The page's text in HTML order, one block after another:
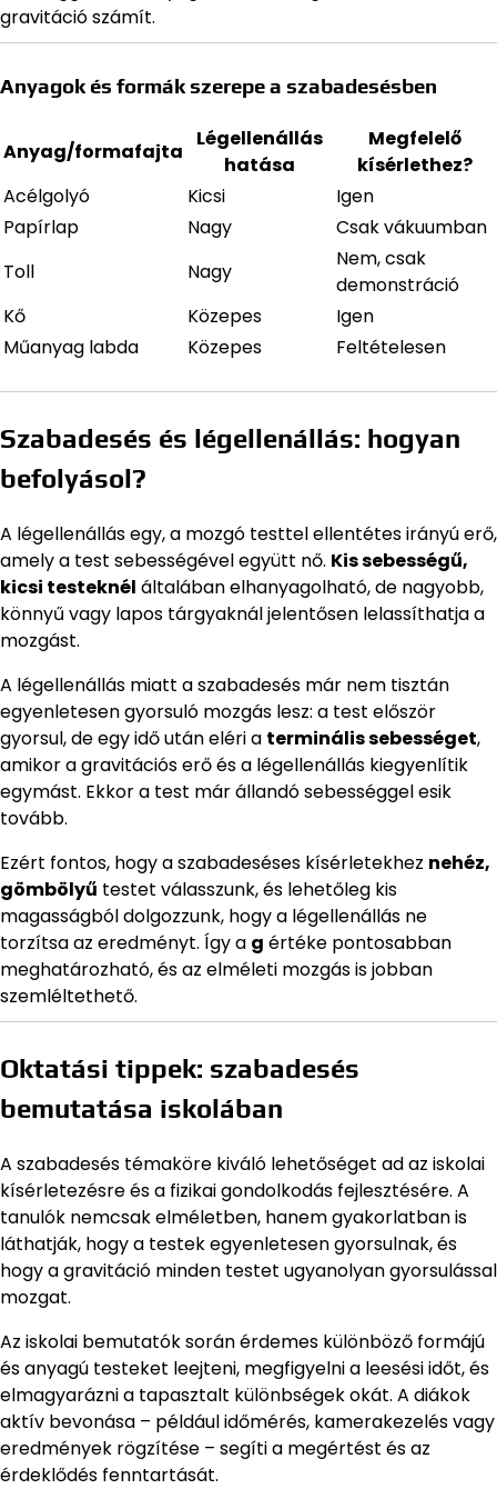
gravitáció számít.
Anyagok és formák szerepe a szabadesésben
Anyag/formafajta
Légellenállás
hatása
Megfelelő
kísérlethez?
Acélgolyó
Kicsi
Igen
Papírlap
Nagy
Csak vákuumban
Toll
Nagy
Nem, csak
demonstráció
Kő
Közepes
Igen
Műanyag labda
Közepes Feltételesen
Szabadesés és légellenállás: hogyan
befolyásol?
A légellenállás egy, a mozgó testtel ellentétes irányú erő,
amely a test sebességével együtt nő. Kis sebességű,
kicsi testeknél általában elhanyagolható, de nagyobb,
könnyű vagy lapos tárgyaknál jelentősen lelassíthatja a
mozgást.
A légellenállás miatt a szabadesés már nem tisztán
egyenletesen gyorsuló mozgás lesz: a test először
gyorsul, de egy idő után eléri a terminális sebességet,
amikor a gravitációs erő és a légellenállás kiegyenlítik
egymást. Ekkor a test már állandó sebességgel esik
tovább.
Ezért fontos, hogy a szabadeséses kísérletekhez nehéz,
gömbölyű testet válasszunk, és lehetőleg kis
magasságból dolgozzunk, hogy a légellenállás ne
torzítsa az eredményt. Így a g értéke pontosabban
meghatározható, és az elméleti mozgás is jobban
szemléltethető.
Oktatási tippek: szabadesés
bemutatása iskolában
A szabadesés témaköre kiváló lehetőséget ad az iskolai
kísérletezésre és a fizikai gondolkodás fejlesztésére. A
tanulók nemcsak elméletben, hanem gyakorlatban is
láthatják, hogy a testek egyenletesen gyorsulnak, és
hogy a gravitáció minden testet ugyanolyan gyorsulással
mozgat.
Az iskolai bemutatók során érdemes különböző formájú
és anyagú testeket leejteni, megfigyelni a leesési időt, és
elmagyarázni a tapasztalt különbségek okát. A diákok
aktív bevonása – például időmérés, kamerakezelés vagy
eredmények rögzítése – segíti a megértést és az
érdeklődés fenntartását.